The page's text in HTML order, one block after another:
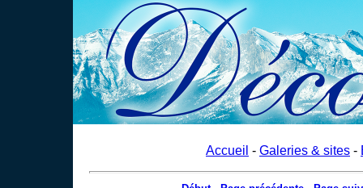
Accueil - Galeries & sites -